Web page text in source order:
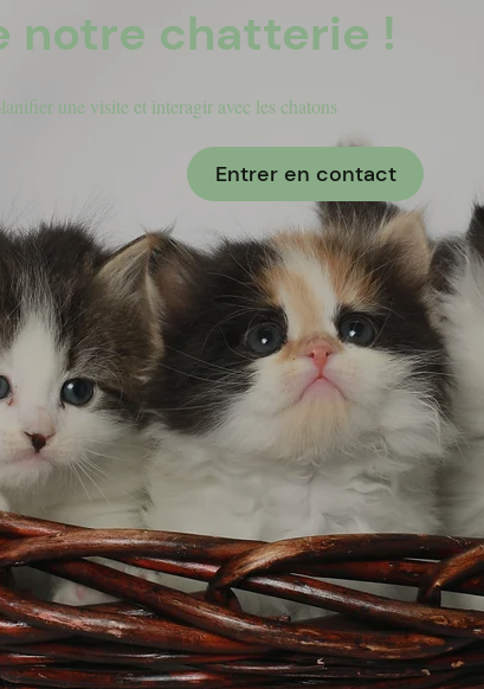
notre chatterie !
une visite et interagir avec les chatons
Entrer en contact